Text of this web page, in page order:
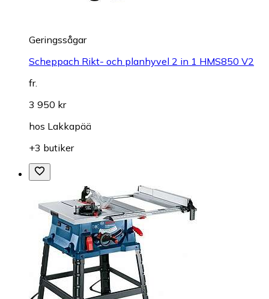
Geringssågar
Scheppach Rikt- och planhyvel 2 in 1 HMS850 V2
fr.
3 950 kr
hos Lakkapää
+3 butiker